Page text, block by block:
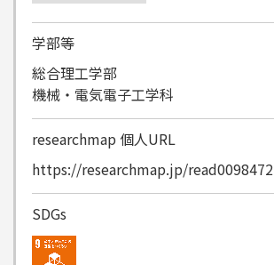
学部等
総合理工学部
機械・電気電子工学科
researchmap 個人URL
https://researchmap.jp/read0098472
SDGs